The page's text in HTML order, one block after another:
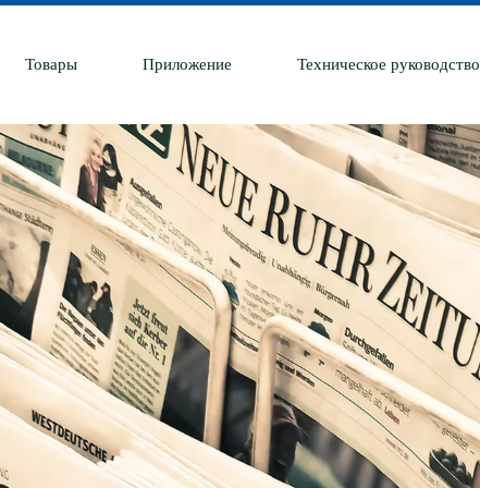
Товары Приложение Техническое руководство